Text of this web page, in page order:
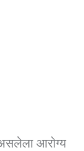
असलेला आरोग्य